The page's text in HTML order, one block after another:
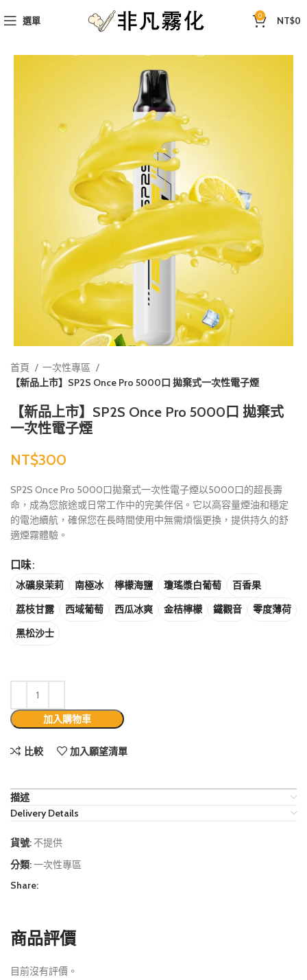
選單 0 NT$0
首頁
一次性專區
【新品上市】SP2S Once Pro 5000口 拋棄式一次性電子煙
【新品上市】SP2S Once Pro 5000口 拋棄式
一次性電子煙
NT$
SP2S Once Pro 5000口拋棄式一次性電子煙以5000口的超長壽
命，成為您旅途或日常工作中的完美伴侶。它以高容量煙油和穩定
的電池續航，確保您在長時間使用中無需煩惱更換，提供持久的舒
適煙霧體驗。
口味
冰礦泉茉莉 南極冰 檸檬海鹽 瓊瑤漿白葡萄
百香果
荔枝甘露
西域葡萄 西瓜冰爽 金桔檸檬 鐵觀音
零度薄荷
黑松沙士
加入購物車
比較 加入願望清單
描述
Delivery Details
貨號: 不提供
分類:一次性專區
Share:
商品評價
目前沒有評價。